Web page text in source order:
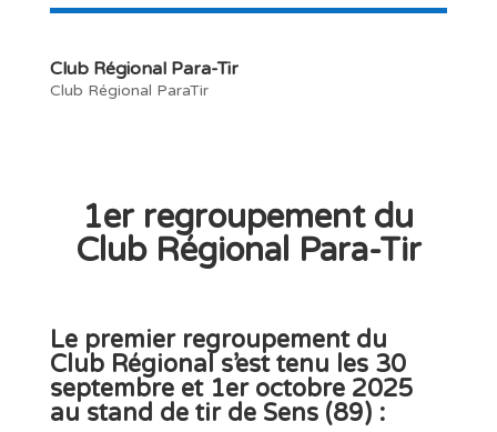
Club Régional Para-Tir
Club Régional ParaTir
1er regroupement du
Club Régional Para-Tir
Le premier regroupement du
Club Régional s’est tenu les 30
septembre et 1er octobre 2025
au stand de tir de Sens (89) :